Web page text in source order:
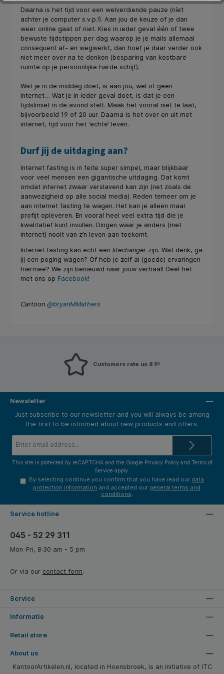
Daarna is het tijd voor een welverdiende pauze (níet
achter je computer s.v.p.!). Aan jou de keuze of je dan
weer online gaat of niet. Kies in ieder geval één of twee
bewuste tijdstippen per dag waarop je je mails allemaal
consequent af- en wegwerkt, dan hoef je daar verder ook
niet meer over na te denken (besparing van kostbare
ruimte op je persoonlijke harde schijf).
Wat je in de middag doet, is aan jou, wel of geen
internet… Wat je in ieder geval doet, is dat je een
tijdslimiet in de avond stelt. Maak het vooral niet te laat,
bijvoorbeeld 19 of 20 uur. Daarna is het over en uit met
internet, tijd voor het ‘echte’ leven.
Durf jij de uitdaging aan?
Internet fasting is in feite super simpel, maar blijkbaar
voor veel mensen een gigantische uitdaging. Dat komt
omdat internet zwaar verslavend kan zijn (net zoals de
aanwezigheid op alle social media). Reden temeer om je
aan internet fasting te wagen. Het kan je alleen maar
profijt opleveren. En vooral heel veel extra tijd die je
kwalitatief kunt invullen. Dingen waar je anders (met
internet) nooit van z’n leven aan toekomt.
Internet fasting kan echt een lifechanger zijn. Wat denk, ga
jij een poging wagen? Of heb je zelf al (goede) ervaringen
hiermee? We zijn benieuwd naar jouw verhaal! Deel het
met ons op Facebook!
Cartoon @bryanMMathers
Customers rate us 8.9!
Newsletter
Just subscribe to our newsletter and you will always be among
the first to be informed about new products and offers.
This site is protected by reCAPTCHA and the Google Privacy Policyand Terms of
Service apply.
By selecting continue you confirm that you have read our data
protection information and accepted our general terms and
conditions
Service hotline
045 - 52 29 311
Mon-Fri, 8:30 am - 5 pm
Or via our contact form.
Service
Informatie
Retail store
About us
KantoorArtikelen.nl, located in Hoensbroek, is an initiative of ITC